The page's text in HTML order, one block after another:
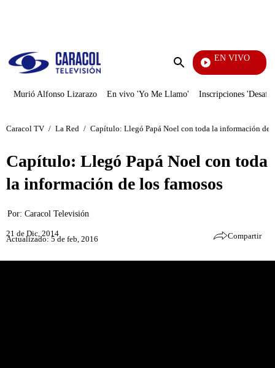
Enviar
EN VIVO
Vecinos
Murió Alfonso Lizarazo En vivo 'Yo Me Llamo' Inscripciones
Caracol TV / La Red / Capítulo: Llegó Papá Noel con toda la información de
Capítulo: Llegó Papá Noel con toda
la información de los famosos
Por: Caracol Televisión
21 de Dic, 2014
Actualizado: 5 de feb, 2016 Compartir